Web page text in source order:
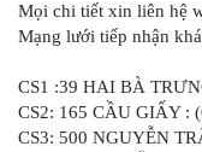
Mọi chi tiết xin liên hệ
Mạng lưới tiếp nhận
CS1 :39 HAI BÀ
CS2: 165 CẦU GIẤY :
CS3: 500 NGUYỄN